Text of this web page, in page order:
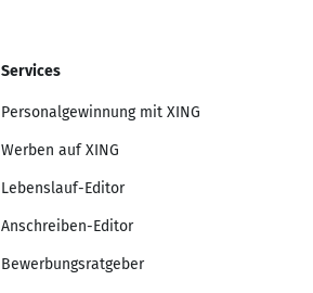
Services
Personalgewinnung mit XING
Werben auf XING
Lebenslauf-Editor
Anschreiben-Editor
Bewerbungsratgeber